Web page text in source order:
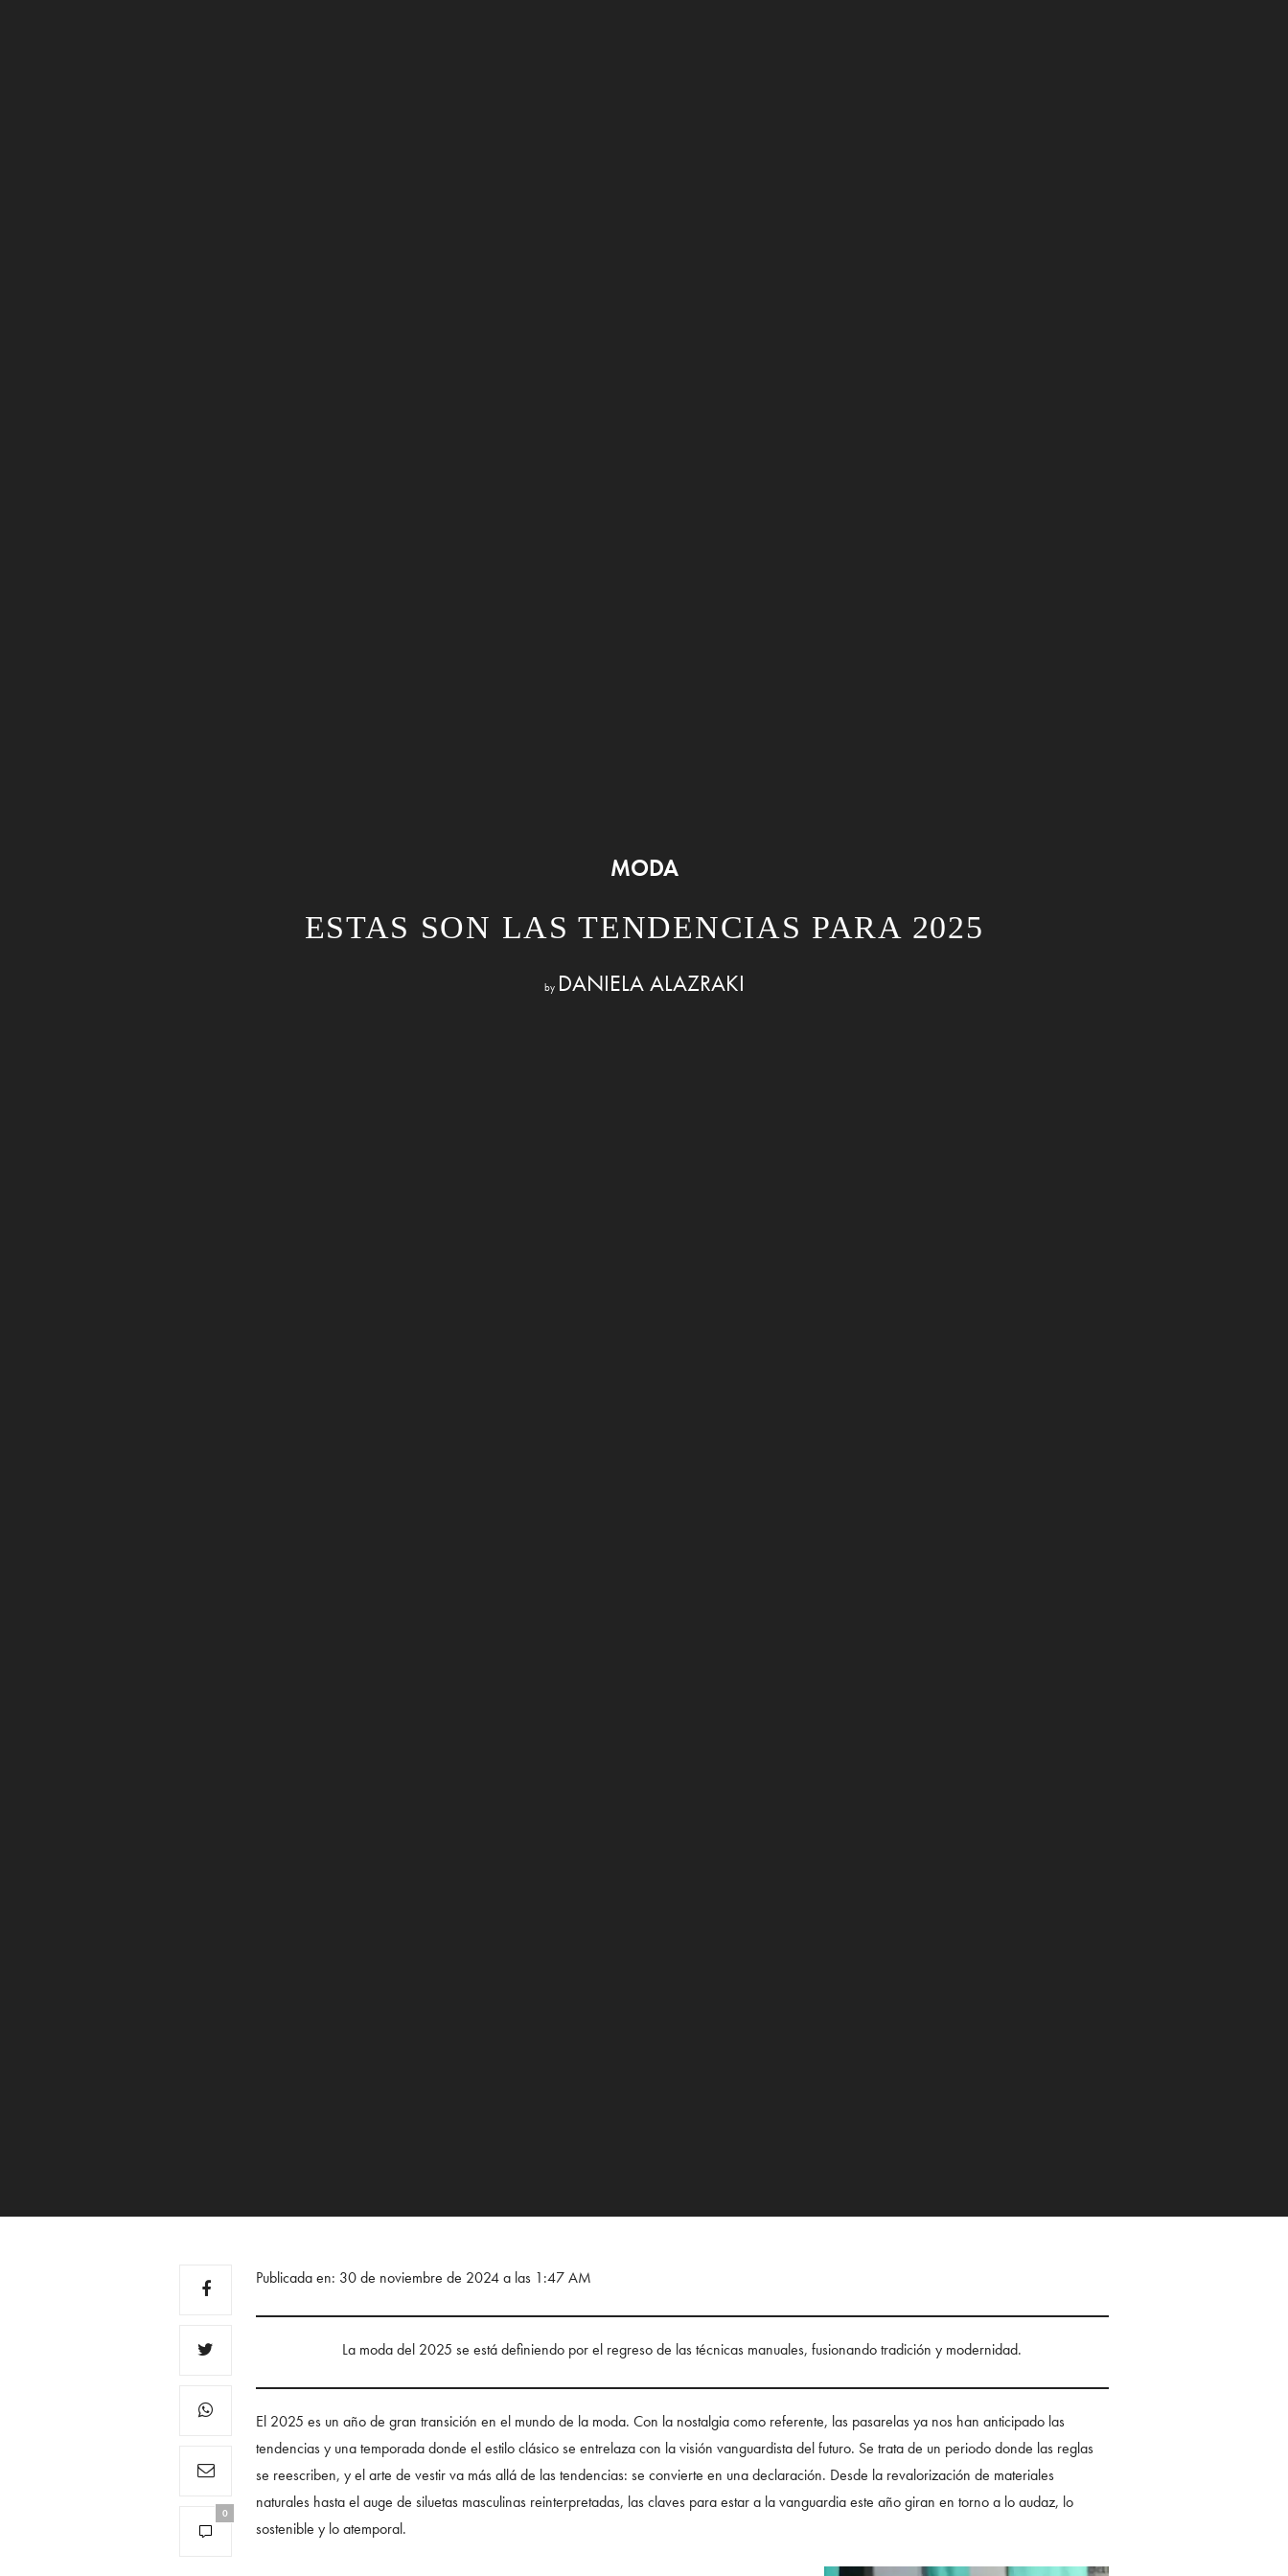
MODA
ESTAS SON LAS TENDENCIAS PARA 2025
by DANIELA ALAZRAKI
0
Publicada en: 30 de noviembre de 2024 a las 1:47 AM
La moda del 2025 se está definiendo por el regreso de las técnicas manuales, fusionando tradición y modernidad.
El 2025 es un año de gran transición en el mundo de la moda. Con la nostalgia como referente, las pasarelas ya nos han anticipado las
tendencias y una temporada donde el estilo clásico se entrelaza con la visión vanguardista del futuro. Se trata de un periodo donde las reglas
se reescriben, y el arte de vestir va más allá de las tendencias: se convierte en una declaración. Desde la revalorización de materiales
naturales hasta el auge de siluetas masculinas reinterpretadas, las claves para estar a la vanguardia este año giran en torno a lo audaz, lo
sostenible y lo atemporal.